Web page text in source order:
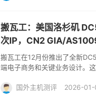
搬瓦工：美国洛杉矶
次IP，CN2 GIA/
搬瓦工在12月份推出了全新
端电子商务和关键业务设计。
国外主机测评
2026-01-